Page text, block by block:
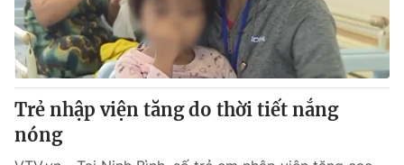
Trẻ nhập viện tăng do thời tiết nắng
nóng